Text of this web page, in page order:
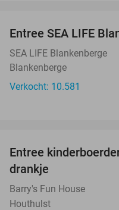
Entree SEA LIFE
SEA LIFE Blankenberge
Blankenberge
Verkocht: 10.581
Entree
drankje
Barry's Fun House
Houthulst